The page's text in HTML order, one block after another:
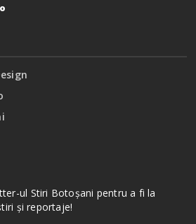
ul Stiri Botoșani pentru a fi la
și reportaje!